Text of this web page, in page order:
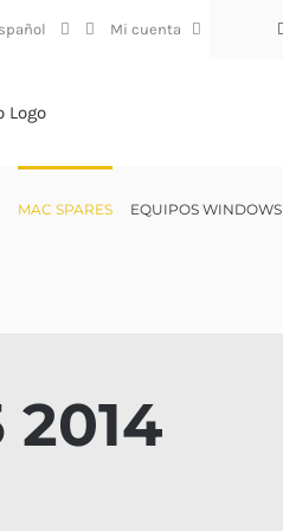
Mi cuenta
MAC SPARES EQUIPOS WINDOWS
2014